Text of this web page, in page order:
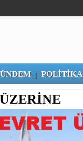
| POLİTİKA